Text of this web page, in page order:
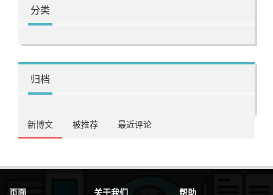
分类
归档
新博文 被推荐 最近评论
页面 关于我们 帮助